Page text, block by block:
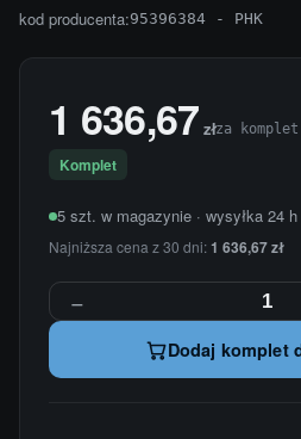
kod producenta:95396384 - PHK
1 636,67 złza
Komplet
5 szt. w magazynie · wysyłka 24 h
Najniższa cena z 30 dni:1 636,67 zł
−
Dodaj komplet